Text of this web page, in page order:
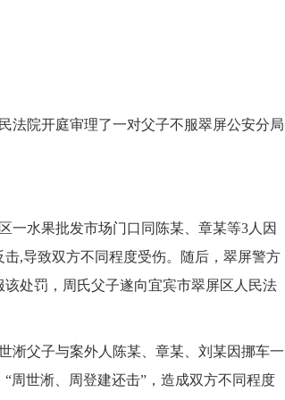
法院开庭审理了一对父子不服翠屏公安分局
一水果批发市场门口同陈某、章某等3人因
,导致双方不同程度受伤。随后，翠屏警方
处罚，周氏父子遂向宜宾市翠屏区人民法
淅父子与案外人陈某、章某、刘某因挪车一
周世淅、周登建还击”，造成双方不同程度